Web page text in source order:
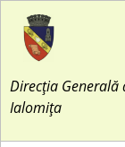
Direcția Generală
Ialomița